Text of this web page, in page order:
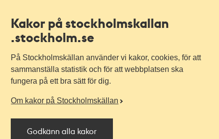
Kakor på stockholmskallan
.stockholm.se
På Stockholmskällan använder vi kakor, cookies, för att
sammanställa statistik och för att webbplatsen ska
fungera på ett bra sätt för dig.
Om kakor på Stockholmskällan
Godkänn alla kakor